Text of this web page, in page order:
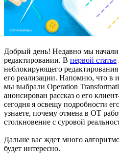
Добрый день! Недавно мы начали
редактировании. В первой статье
неблокирующего
его реализации. Напомню, что в
мы выбрали Operation
анонсирован рассказ о его
сегодня я освещу подробности
узнаете, почему отмена в OT
столкновение с суровой
Дальше вас ждет много
будет интересно.